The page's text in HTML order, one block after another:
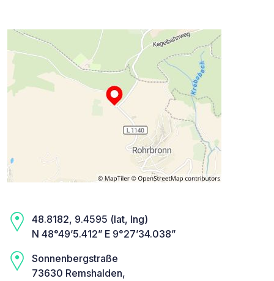
48.8182, 9.4595 (lat, lng)
N 48°49’5.412” E 9°27’34.038”
Sonnenbergstraße
73630 Remshalden,